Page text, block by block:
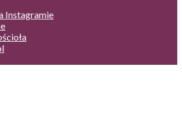
Instagramie